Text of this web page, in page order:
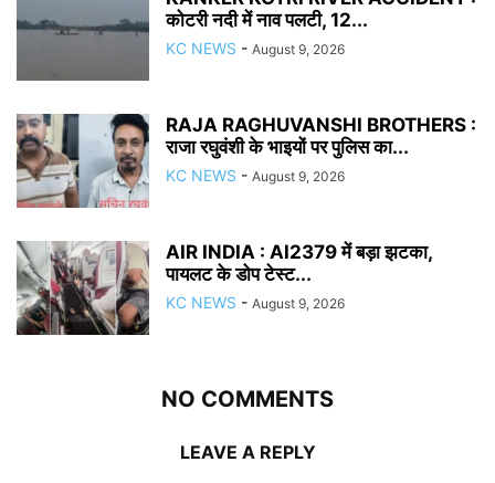
कोटरी नदी में नाव पलटी, 12...
KC NEWS - August 9, 2026
RAJA RAGHUVANSHI BROTHERS :
राजा रघुवंशी के भाइयों पर पुलिस का...
KC NEWS - August 9, 2026
AIR INDIA : AI2379 में बड़ा झटका,
पायलट के डोप टेस्ट...
KC NEWS - August 9, 2026
NO COMMENTS
LEAVE A REPLY